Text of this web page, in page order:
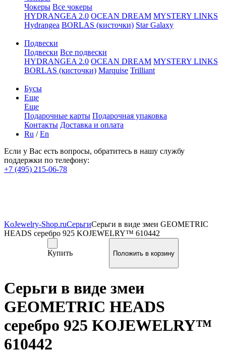
Чокеры Все чокеры
HYDRANGEA 2.0 OCEAN DREAM MYSTERY LINKS
Hydrangea BORLAS (кисточки) Star Galaxy
Подвески
Подвески Все подвески
HYDRANGEA 2.0 OCEAN DREAM MYSTERY LINKS
BORLAS (кисточки) Marquise Trilliant
Бусы
Еще
Еще
Подарочные карты Подарочная упаковка
Контакты Доставка и оплата
Ru /En
Если у Вас есть вопросы, обратитесь в нашу службу
поддержки по телефону:
+7 (495) 215-06-78
KoJewelry-Shop.ruСерьгиСерьги в виде змеи GEOMETRIC
HEADS серебро 925 KOJEWELRY™ 610442
Купить
Серьги в виде змеи
GEOMETRIC HEADS
серебро 925 KOJEWELRY™
610442